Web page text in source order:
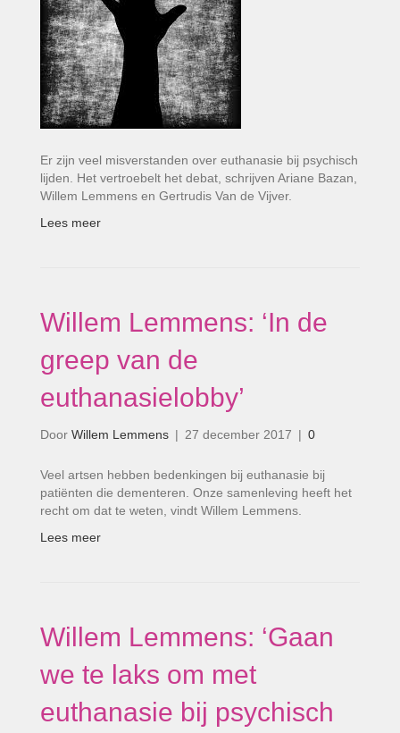
Er zijn veel misverstanden over euthanasie bij psychisch
lijden. Het vertroebelt het debat, schrijven Ariane Bazan,
Willem Lemmens en Gertrudis Van de Vijver.
Lees meer
Willem Lemmens: ‘In de
greep van de
euthanasielobby’
Door Willem Lemmens | 27 december 2017 | 0
Veel artsen hebben bedenkingen bij euthanasie bij
patiënten die dementeren. Onze samenleving heeft het
recht om dat te weten, vindt Willem Lemmens.
Lees meer
Willem Lemmens: ‘Gaan
we te laks om met
euthanasie bij psychisch